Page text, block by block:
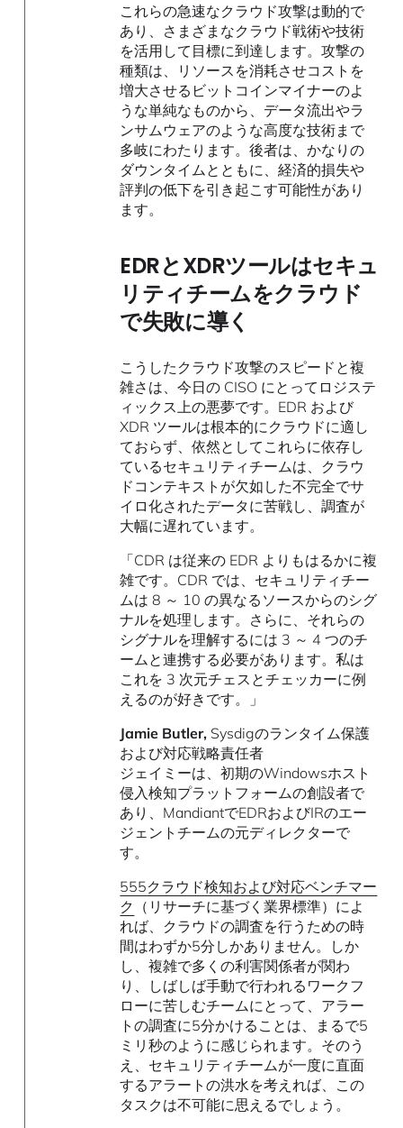
これらの急速なクラウド攻撃は動的で
あり、さまざまなクラウド戦術や技術
を活用して目標に到達します。攻撃の
種類は、リソースを消耗させコストを
増大させるビットコインマイナーのよ
うな単純なものから、データ流出やラ
ンサムウェアのような高度な技術まで
多岐にわたります。後者は、かなりの
ダウンタイムとともに、経済的損失や
評判の低下を引き起こす可能性があり
ます。
EDRとXDRツールはセキュ
リティチームをクラウド
で失敗に導く
こうしたクラウド攻撃のスピードと複
雑さは、今日の CISO にとってロジステ
ィックス上の悪夢です。EDR および
XDR ツールは根本的にクラウドに適し
ておらず、依然としてこれらに依存し
ているセキュリティチームは、クラウ
ドコンテキストが欠如した不完全でサ
イロ化されたデータに苦戦し、調査が
大幅に遅れています。
「CDR は従来の EDR よりもはるかに複
雑です。CDR では、セキュリティチー
ムは 8 ～ 10 の異なるソースからのシグ
ナルを処理します。さらに、それらの
シグナルを理解するには 3 ～ 4 つのチ
ームと連携する必要があります。私は
これを 3 次元チェスとチェッカーに例
えるのが好きです。」
Jamie Butler, Sysdigのランタイム保護
および対応戦略責任者
ジェイミーは、初期のWindowsホスト
侵入検知プラットフォームの創設者で
あり、MandiantでEDRおよびIRのエー
ジェントチームの元ディレクターで
す。
555クラウド検知および対応ベンチマー
ク
（リサーチに基づく業界標準）によ
れば、クラウドの調査を行うための時
間はわずか5分しかありません。しか
し、複雑で多くの利害関係者が関わ
り、しばしば手動で行われるワークフ
ローに苦しむチームにとって、アラー
トの調査に5分かけることは、まるで5
ミリ秒のように感じられます。そのう
え、セキュリティチームが一度に直面
するアラートの洪水を考えれば、この
タスクは不可能に思えるでしょう。